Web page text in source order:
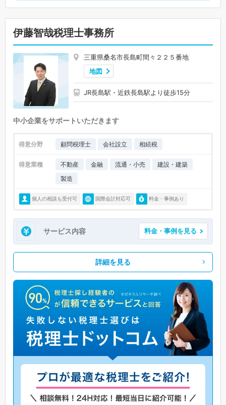
伊藤智哉税理士事務所
三重県桑名市長島町間々２２５番地
地図
JR長島駅・近鉄長島駅より徒歩15分
中小企業をサポートいただきます
得意分野 顧問税理士 会社設立 相続税
得意業種 不動産 金融 流通・小売
建設・建築
製造
個人の相談も受付可 国際会計対応可 料金・事例あり
サービス内容 料金・事例を見る
詳細を見る